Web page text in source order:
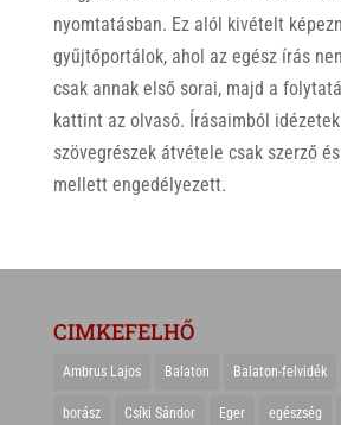
nyomtatásban. Ez alól kivételt
gyűjtőportálok, ahol az egész írás
csak annak első sorai, majd a
kattint az olvasó. Írásaimból
szövegrészek átvétele csak szerző
mellett engedélyezett.
CIMKEFELHŐ
Ambrus Lajos Balaton Balaton-felvidék
borász Csíki Sándor Eger egészség